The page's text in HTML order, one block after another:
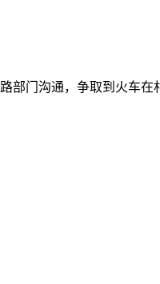
部门沟通，争取到火车